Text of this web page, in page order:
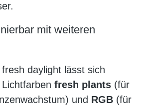
mit weiteren
daylight lässt sich
fresh plants (für
und RGB (für